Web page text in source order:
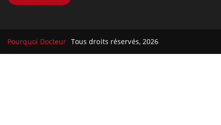
Pourquoi Docteur Tous droits réservés, 2026